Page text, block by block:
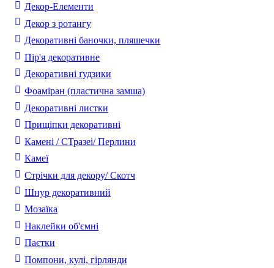
Декор-Елементи
Декор з ротангу
Декоративні баночки, пляшечки
Пір'я декоративне
Декоративні ґудзики
Фоаміран (пластична замша)
Декоративні листки
Прищіпки декоративні
Камені / CТразеі/ Перлини
Камеї
Стрічки для декору/ Скотч
Шнур декоративний
Мозаїка
Наклейки об'ємні
Паєтки
Помпони, кулі, гірлянди